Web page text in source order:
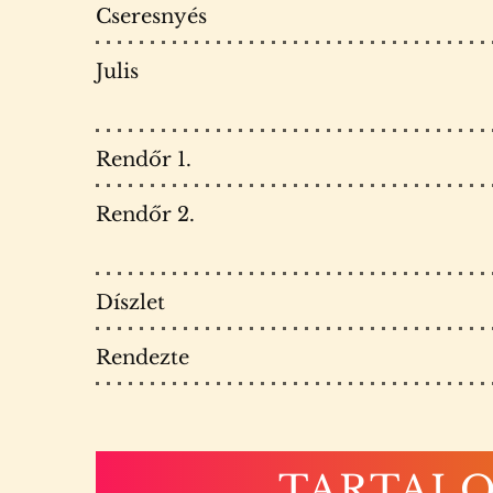
Cseresnyés
Julis
Rendőr 1.
Rendőr 2.
Díszlet
Rendezte